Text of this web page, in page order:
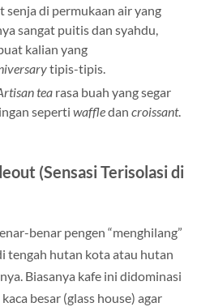
senja di permukaan air yang
sangat puitis dan syahdu,
kalian yang
tipis-tipis.
tearasa buah yang segar
seperti waffledan croissant.
(Sensasi Terisolasi di
benar pengen “menghilang”
tengah hutan kota atau hutan
Biasanya kafe ini didominasi
besar (glass house) agar